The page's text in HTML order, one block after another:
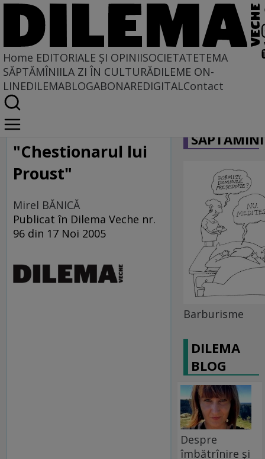
Home EDITORIALE ȘI OPINIISOCIETATETEMA
SĂPTĂMÎNIILA ZI ÎN CULTURĂDILEME ON-
LINEDILEMABLOGABONAREDIGITALContact
Home
Cultura: etaj şi parter
"Chestionarul lui
Proust"
Mirel BĂNICĂ
Publicat în Dilema Veche nr.
96 din 17 Noi 2005
Barburisme
DILEMA
BLOG
Despre
îmbătrînire și